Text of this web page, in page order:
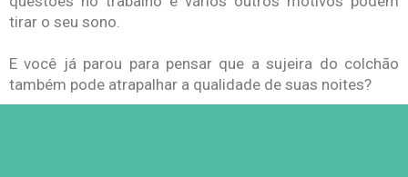
tirar o seu sono.
E você já parou para pensar que a sujeira do colchão
também pode atrapalhar a qualidade de suas noites?